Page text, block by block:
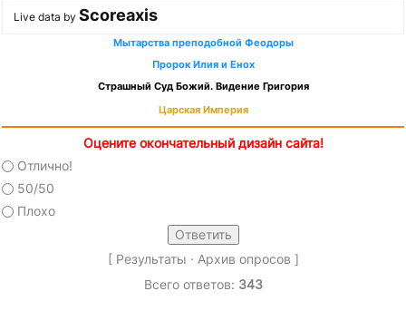
Live data by Scoreaxis
Мытарства преподобной Феодоры
Пророк Илия и Енох
Страшный Суд Божий. Видение Григория
Царская Империя
Оцените окончательный дизайн сайта!
Отлично!
50/50
Плохо
[ Результаты · Архив опросов ]
Всего ответов: 343